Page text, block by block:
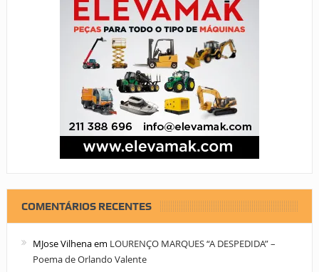
COMENTÁRIOS RECENTES
MJose Vilhenaem LOURENÇO MARQUES “A DESPEDIDA” –
Poema de Orlando Valente